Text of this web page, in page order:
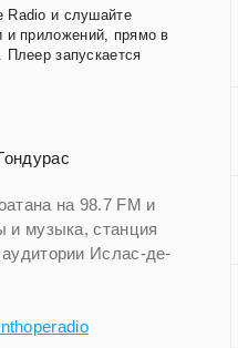
Radio и слушайте
и приложений, прямо в
запускается
на 98.7 FM и
и музыка, станция
Ислас-де-